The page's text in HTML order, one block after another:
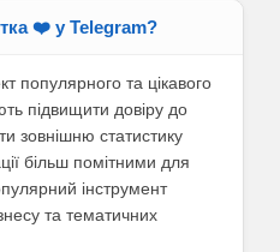
❤️ у Telegram?
популярного та цікавого
підвищити довіру до
зовнішню статистику
більш помітними для
інструмент
та тематичних